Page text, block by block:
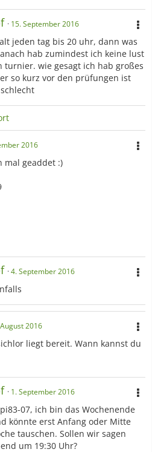
15. September 2016
jeden tag bis 20 uhr, dann was
hab zumindest ich keine lust
turnier. wie gesagt ich hab großes
so kurz vor den prüfungen ist
2016
mal geaddet :)
4. September 2016
2016
liegt bereit. Wann kannst du
1. September 2016
07, ich bin das Wochenende
könnte erst Anfang oder Mitte
tauschen. Sollen wir sagen
um 19:30 Uhr?